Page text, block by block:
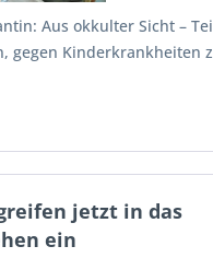
Aus okkulter Sicht –
gegen Kinderkrankheiten
jetzt in das
ein